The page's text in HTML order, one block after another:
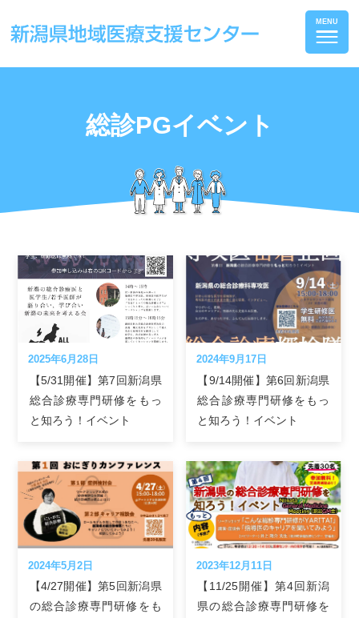
総診PGイベント
2025年6月28日
【5/31開催】第7回新潟県
総合診療専門研修をもっ
と知ろう！イベント
2024年9月17日
【9/14開催】第6回新潟県
総合診療専門研修をもっ
と知ろう！イベント
2024年5月2日
【4/27開催】第5回新潟県
の総合診療専門研修をも
2023年12月11日
【11/25開催】第4回新潟
県の総合診療専門研修を